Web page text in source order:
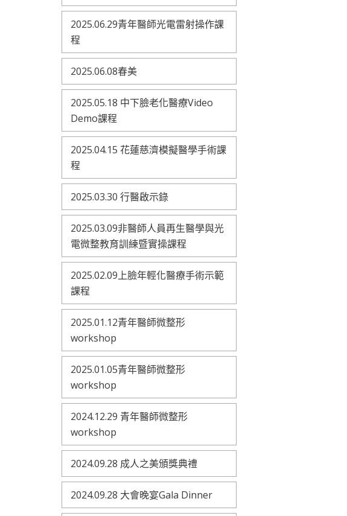
2025.06.29青年醫師光電雷射操作課
程
2025.06.08春美
2025.05.18 中下臉老化醫療Video
Demo課程
2025.04.15 花蓮慈濟模擬醫學手術課
程
2025.03.30 行醫啟示錄
2025.03.09非醫師人員再生醫學與光
電微整教育訓練暨實操課程
2025.02.09上臉年輕化醫療手術示範
課程
2025.01.12青年醫師微整形
workshop
2025.01.05青年醫師微整形
workshop
2024.12.29 青年醫師微整形
workshop
2024.09.28 成人之美頒獎典禮
2024.09.28 大會晚宴Gala Dinner